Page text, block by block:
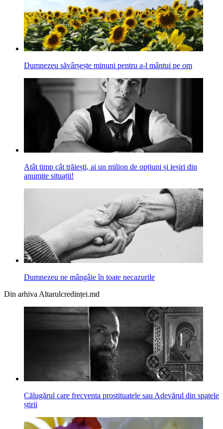
Dumnezeu săvârșește minuni pentru a-l mântui pe om
Atât timp cât trăiești, ai un milion de opțiuni și ieșiri din
anumite situații!
Dumnezeu ne mângâie în toate necazurile
Din arhiva Altarulcredinței.md
Călugărul care frecventa prostituatele sau Adevărul din spatele
știrii